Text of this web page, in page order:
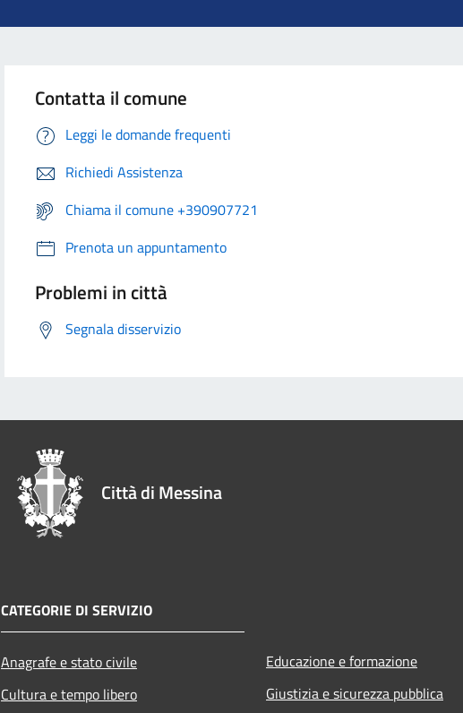
Contatta il comune
Leggi le domande frequenti
Richiedi Assistenza
Chiama il comune +390907721
Prenota un appuntamento
Problemi in città
Segnala disservizio
Città di Messina
CATEGORIE DI SERVIZIO
Anagrafe e stato civile
Cultura e tempo libero
Educazione e formazione
Giustizia e sicurezza pubblica